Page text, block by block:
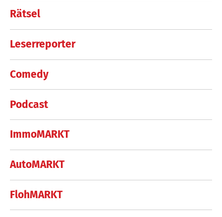
Rätsel
Leserreporter
Comedy
Podcast
ImmoMARKT
AutoMARKT
FlohMARKT